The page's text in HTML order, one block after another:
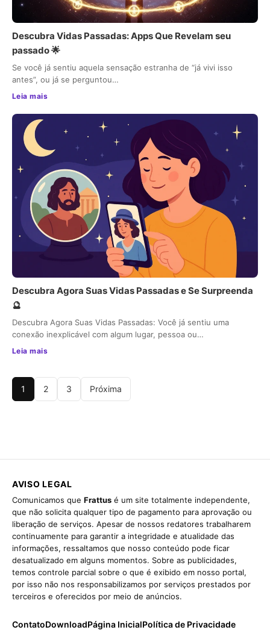
Descubra Vidas Passadas: Apps Que Revelam seu
passado 🌟
Se você já sentiu aquela sensação estranha de “já vivi isso
antes”, ou já se perguntou…
Leia mais
Descubra Agora Suas Vidas Passadas e Se Surpreenda
🔮
Descubra Agora Suas Vidas Passadas: Você já sentiu uma
conexão inexplicável com algum lugar, pessoa ou…
Leia mais
1 2 3 Próxima
AVISO LEGAL
Comunicamos que Frattus é um site totalmente independente,
que não solicita qualquer tipo de pagamento para aprovação ou
liberação de serviços. Apesar de nossos redatores trabalharem
continuamente para garantir a integridade e atualidade das
informações, ressaltamos que nosso conteúdo pode ficar
desatualizado em alguns momentos. Sobre as publicidades,
temos controle parcial sobre o que é exibido em nosso portal,
por isso não nos responsabilizamos por serviços prestados por
terceiros e oferecidos por meio de anúncios.
ContatoDownloadPágina InicialPolítica de Privacidade